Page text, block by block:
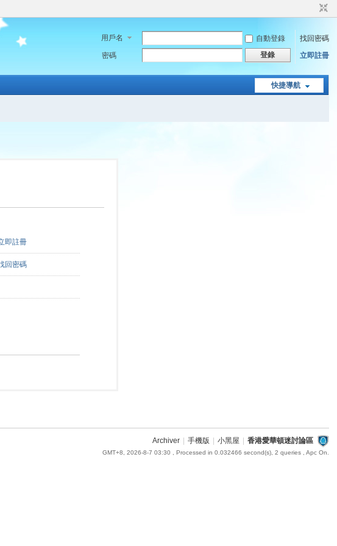
用戶名 自動登錄
找回密碼
密碼
登錄 立即註冊
快捷導航
即註冊
回密碼
Archiver 手機版 小黑屋 香港愛華頓迷討論區
GMT+8, 2026-8-7 03:30 , Processed in 0.032466 second(s), 2 queries , Apc On.